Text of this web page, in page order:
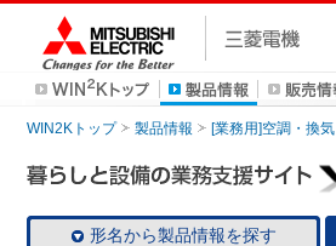
WIN2Kトップ 製品情報 [業務用]空調・換気
形名から製品情報を探す